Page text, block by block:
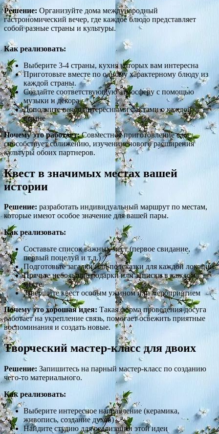
Решение: Организуйте дома международный
гастрономический вечер, где каждое блюдо представляет
собой разные страны и культуры.
Как реализовать:
Выберите 3-4 страны, кухня которых вам интересна
Приготовьте вместе по одному характерному блюду из
каждой страны.
Создайте соответствующую атмосферу с помощью
музыки и декора
Дополните вечер интересными фактами о каждой
стране
Почему это работает:Совместное приготовление еды
способствует сближению, изучению нового расширения
культуры обоих партнеров.
Квест в значимых местах вашей
истории
Решение: разработать индивидуальный маршрут по местам,
которые имеют особое значение для вашей пары.
Как реализовать:
Составьте список важных мест (первое свидание,
первый поцелуй и т.д.)
Подготовьте загадки или подсказки для каждой локации
Прячьте небольшие подарки или записки в каждом
месте.
Завершите квест особым ужином или мероприятием
Почему это хорошая идея: Такая форма проведения досуга
работает на укрепление связь, помогает освежить приятные
воспоминания и создать новые.
Творческий мастер-класс для двоих
Решение: Запишитесь на парный мастер-класс по созданию
чего-то материального.
Как реализовать:
Выберите интересное направление (керамика,
живопись, создание духов)
Найдите студию для реализации этой идеи